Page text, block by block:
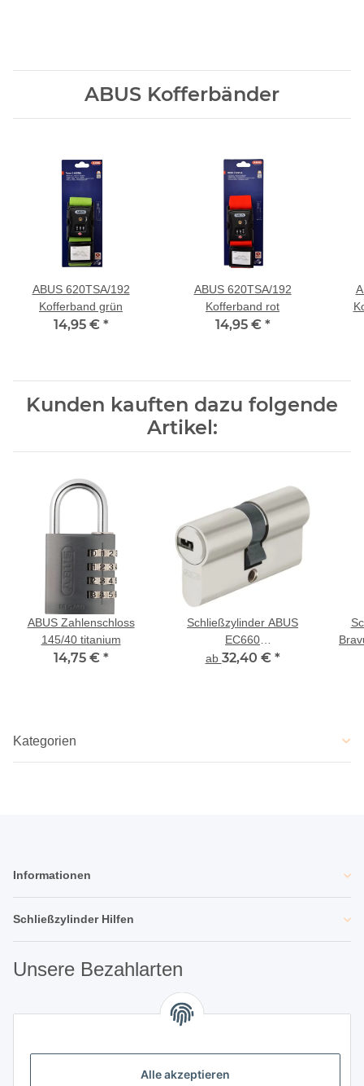
ABUS Kofferbänder
ABUS 620TSA/192
Kofferband grün
14,95 € *
ABUS 620TSA/192
Kofferband rot
14,95 € *
Kunden kauften dazu folgende
Artikel:
ABUS Zahlenschloss
145/40 titanium
14,75 € *
Schließzylinder ABUS
EC660
Doppelprofilzylinder
ab 32,40 € *
Kategorien
Informationen
Schließzylinder Hilfen
Unsere Bezahlarten
Unsere Partner
Alle akzeptieren